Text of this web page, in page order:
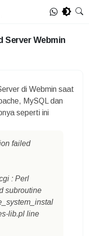
Server Webmin
di Webmin saat
MySQL dan
seperti ini
failed
: Perl
subroutine
lib.pl line